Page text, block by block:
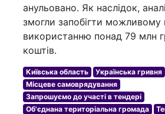
анульовано. Як наслідок,
змогли запобігти можливому
використанню понад 79 млн
коштів.
Київська область Українська гривня
Місцеве самоврядування
Запрошуємо до участі в тендері
Об'єднана територіальна громада